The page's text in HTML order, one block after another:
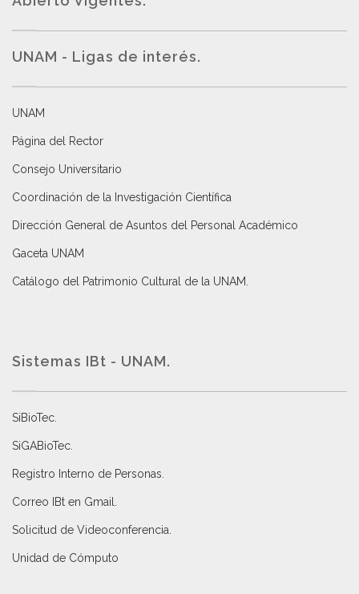
UNAM - Ligas de interés.
UNAM
Página del Rector
Consejo Universitario
Coordinación de la Investigación Científica
Dirección General de Asuntos del Personal Académico
Gaceta UNAM
Catálogo del Patrimonio Cultural de la UNAM.
Sistemas IBt - UNAM.
SiBioTec
SiGABioTec.
Registro Interno de Personas
Correo IBt en Gmail
Solicitud de Videoconferencia.
Unidad de Cómputo